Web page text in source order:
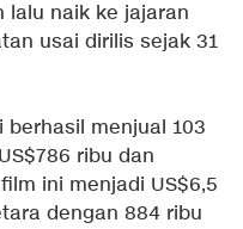
lalu naik ke jajaran
usai dirilis sejak 31
berhasil menjual 103
ribu dan
ini menjadi US$6,5
dengan 884 ribu